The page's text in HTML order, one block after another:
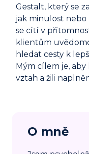
Gestalt, který se
jak minulost
se cítí v
klientům
hledat cesty k
Mým cílem je,
vztah a žili
O mně